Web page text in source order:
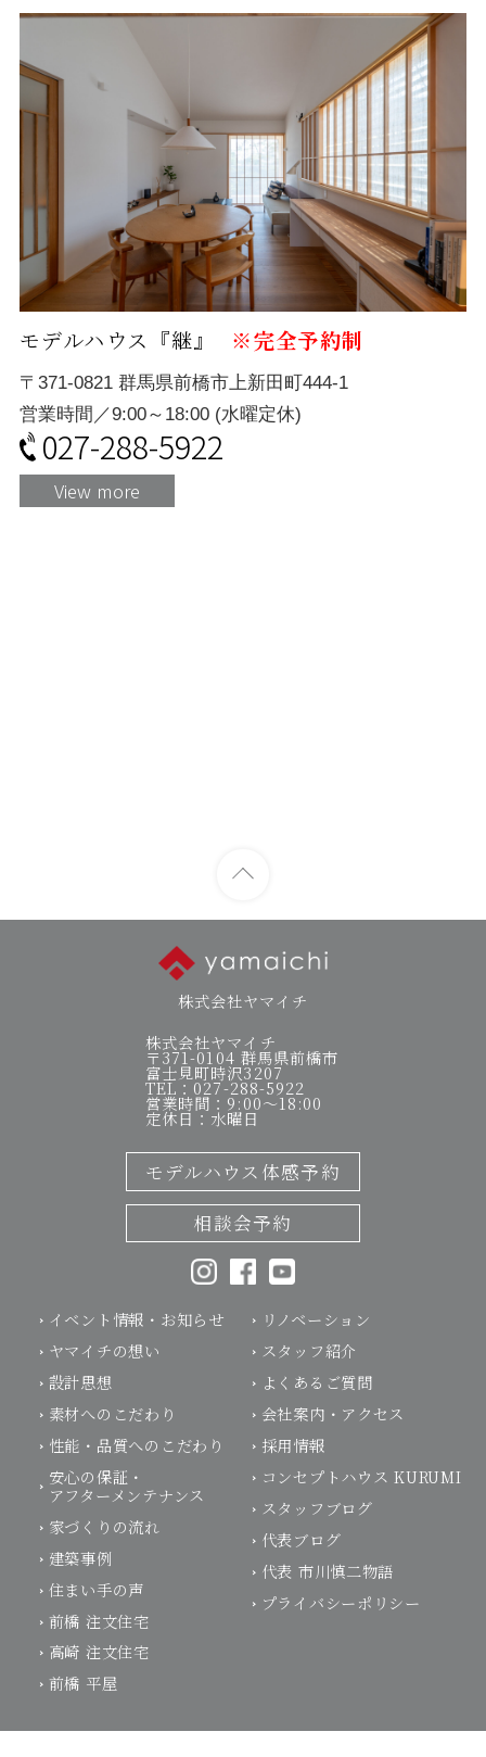
モデルハウス『継』 ※完全予約制
〒371-0821 群馬県前橋市上新田町444-1
営業時間／9:00～18:00 (水曜定休)
027-288-5922
View more
株式会社ヤマイチ
株式会社ヤマイチ
〒371-0104 群馬県前橋市
富士見町時沢3207
TEL：027-288-5922
営業時間：9:00～18:00
定休日：水曜日
モデルハウス体感予約
相談会予約
イベント情報・お知らせ
ヤマイチの想い
設計思想
素材へのこだわり
性能・品質へのこだわり
安心の保証・
アフターメンテナンス
家づくりの流れ
建築事例
住まい手の声
前橋 注文住宅
高崎 注文住宅
前橋 平屋
リノベーション
スタッフ紹介
よくあるご質問
会社案内・アクセス
採用情報
コンセプトハウス KURUMI
スタッフブログ
代表ブログ
代表 市川慎二物語
プライバシーポリシー
モデルハウス体感予約